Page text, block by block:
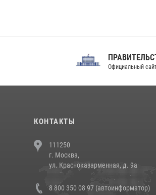
ПРАВИТЕЛЬСТВО РФ
Официальный сайт
КОНТАКТЫ
111250
г. Москва,
ул. Красноказарменная, д. 9а
8 800 350 08 97 (автоинформатор)